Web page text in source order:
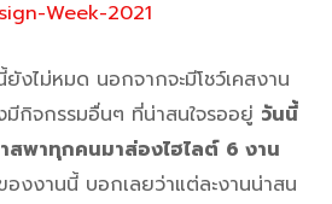
Week-2021
งไม่หมด นอกจากจะมีโชว์เคสงาน
มีกิจกรรมอื่นๆ ที่น่าสนใจรออยู่ วันนี้
สพาทุกคนมาส่องไฮไลต์ 6 งาน
องงานนี้ บอกเลยว่าแต่ละงานน่าสน